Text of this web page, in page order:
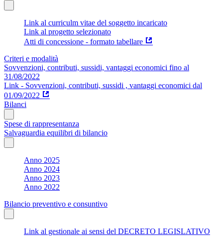
Link al curriculm vitae del soggetto incaricato
Link al progetto selezionato
Atti di concessione - formato tabellare
Criteri e modalità
Sovvenzioni, contributi, sussidi, vantaggi economici fino al
31/08/2022
Link - Sovvenzioni, contributi, sussidi , vantaggi economici dal
01/09/2022
Bilanci
Spese di rappresentanza
Salvaguardia equilibri di bilancio
Anno 2025
Anno 2024
Anno 2023
Anno 2022
Bilancio preventivo e consuntivo
Link al gestionale ai sensi del DECRETO LEGISLATIVO